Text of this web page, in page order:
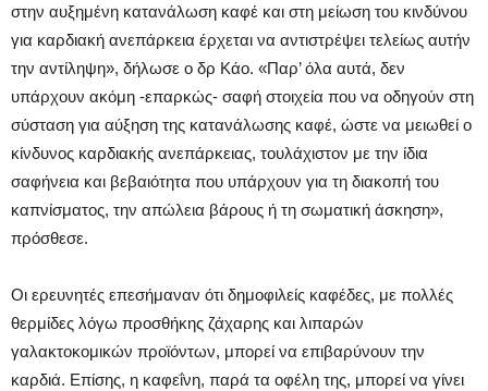
στην αυξημένη κατανάλωση καφέ και στη μείωση του κινδύνου
για καρδιακή ανεπάρκεια έρχεται να αντιστρέψει τελείως αυτήν
την αντίληψη», δήλωσε ο δρ Κάο. «Παρ’ όλα αυτά, δεν
υπάρχουν ακόμη -επαρκώς- σαφή στοιχεία που να οδηγούν στη
σύσταση για αύξηση της κατανάλωσης καφέ, ώστε να μειωθεί ο
κίνδυνος καρδιακής ανεπάρκειας, τουλάχιστον με την ίδια
σαφήνεια και βεβαιότητα που υπάρχουν για τη διακοπή του
καπνίσματος, την απώλεια βάρους ή τη σωματική άσκηση»,
πρόσθεσε.
Οι ερευνητές επεσήμαναν ότι δημοφιλείς καφέδες, με πολλές
θερμίδες λόγω προσθήκης ζάχαρης και λιπαρών
γαλακτοκομικών προϊόντων, μπορεί να επιβαρύνουν την
καρδιά. Επίσης, η καφεΐνη, παρά τα οφέλη της, μπορεί να γίνει